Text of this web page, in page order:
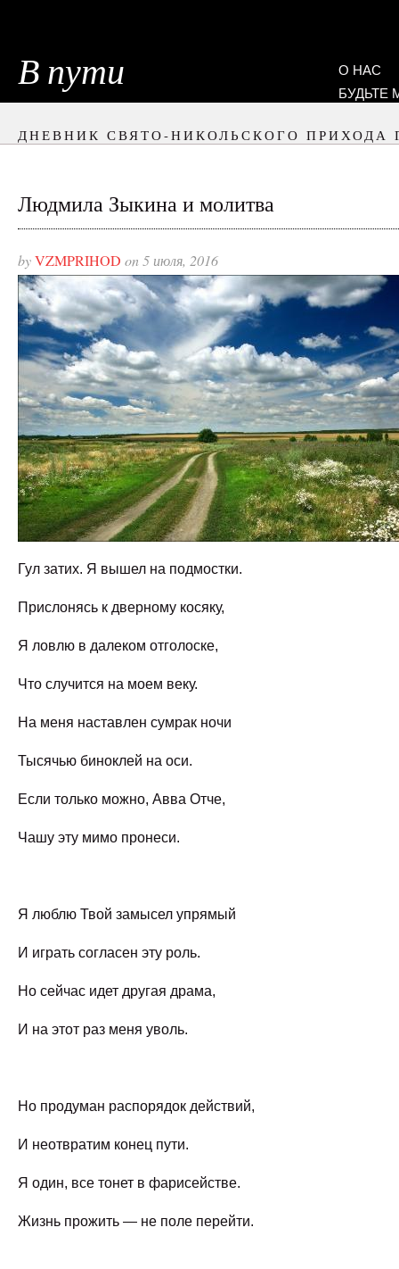
В пути
О НАС
БУДЬТЕ
ДНЕВНИК СВЯТО-НИКОЛЬСКОГО ПРИХОДА
Людмила Зыкина и молитва
byVZMPRIHOD on 5 июля, 2016
Гул затих. Я вышел на подмостки.
Прислонясь к дверному косяку,
Я ловлю в далеком отголоске,
Что случится на моем веку.
На меня наставлен сумрак ночи
Тысячью биноклей на оси.
Если только можно, Aвва Oтче,
Чашу эту мимо пронеси.
Я люблю Твой замысел упрямый
И играть согласен эту роль.
Но сейчас идет другая драма,
И на этот раз меня уволь.
Но продуман распорядок действий,
И неотвратим конец пути.
Я один, все тонет в фарисействе.
Жизнь прожить — не поле перейти.